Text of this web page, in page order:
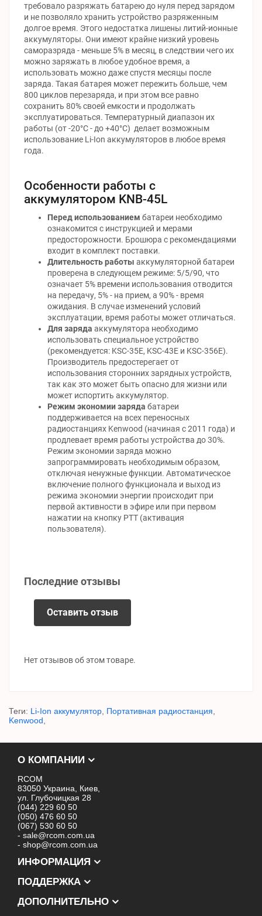
требовало разряжать батарею до нуля перед зарядом
и не позволяло хранить устройство разряженным
долгое время. Этого недостатка лишены литий-ионные
аккумуляторы. Они имеют крайне низкий уровень
саморазряда - меньше 5% в месяц, в следствии чего их
можно заряжать в любое удобное время, а
использовать можно даже спустя месяцы после
заряда. Такая батарея может пережить больше, чем
800 циклов перезаряда, и при этом все равно
сохранить 80% своей емкости и продолжать
эксплуатироваться. Температурный диапазон их
работы (от -20°C - до +40°C) делает возможным
использование Li-Ion аккумуляторов в любое время
года.
Особенности работы с
аккумулятором KNB-45L
Перед использованием батареи необходимо
ознакомится с инструкцией и мерами
предосторожности. Брошюра с рекомендациями
входит в комплект поставки.
Длительность работы аккумуляторной батареи
проверена в следующем режиме: 5/5/90, что
означает 5% времени использования отводится
на передачу, 5% - на прием, а 90% - время
ожидания. В случае изменений условий
эксплуатации, время работы может отличаться.
Для заряда аккумулятора необходимо
использовать специальное устройство
(рекомендуется: KSC-35Е, KSC-43E и KSC-356E).
Производитель предостерегает от
использования сторонних зарядных устройств,
так как это может быть опасно для жизни или
может испортить аккумулятор.
Режим экономии заряда батареи
поддерживается на всех переносных
радиостанциях Kenwood (начиная с 2011 года) и
продлевает время работы устройства до 30%.
Режим экономии заряда можно
запрограммировать необходимым образом,
отключая ненужные функции. Автоматическое
включение полного функционала и выход из
режима экономии энергии происходит при
первой активности в эфире или при первом
нажатии на кнопку РТТ (активация
пользователя).
Последние отзывы
Оставить отзыв
Нет отзывов об этом товаре.
Теги: Li-Ion аккумулятор Портативная радиостанция
Kenwood
О КОМПАНИИ
RCOM
83050 Украина, Киев,
ул. Глубочицкая 28
(044) 229 60 50
(050) 476 60 50
(067) 530 60 50
- sale@rcom.com.ua
- shop@rcom.com.ua
ИНФОРМАЦИЯ
ПОДДЕРЖКА
ДОПОЛНИТЕЛЬНО